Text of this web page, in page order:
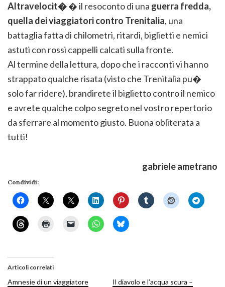
Altravelocit�� il resoconto di una guerra fredda,
quella dei viaggiatori contro Trenitalia, una
battaglia fatta di chilometri, ritardi, biglietti e nemici
astuti con rossi cappelli calcati sulla fronte.
Al termine della lettura, dopo che i racconti vi hanno
strappato qualche risata (visto che Trenitalia pu�
solo far ridere), brandirete il biglietto contro il nemico
e avrete qualche colpo segreto nel vostro repertorio
da sferrare al momento giusto. Buona obliterata a
tutti!
gabriele ametrano
Condividi:
Articoli correlati
Amnesie di un viaggiatore
Il diavolo e l’acqua scura –